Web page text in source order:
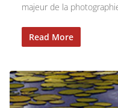
majeur de la
Read More